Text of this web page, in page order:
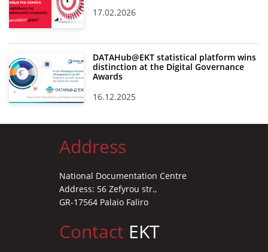
17.02.2026
DATAHub@EKT statistical platform wins
distinction at the Digital Governance
Awards
16.12.2025
Address
National Documentation Centre
Address: 56 Zefyrou str.,
GR-17564 Palaio Faliro
Contact EKT